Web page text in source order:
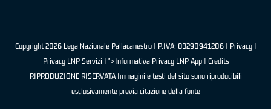
Copyright 2026 Lega Nazionale Pallacanestro | P.IVA: 03290941206 | Privacy|
Privacy LNP Servizi | ">Informativa Privacy LNP App | Credits
RIPRODUZIONE RISERVATA Immagini e testi del sito sono riproducibili
esclusivamente previa citazione della fonte